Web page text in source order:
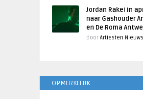
Jordan Rakei in
naar Gashouder
en De Roma
door Artiesten Nieuws
OPMERKELIJK